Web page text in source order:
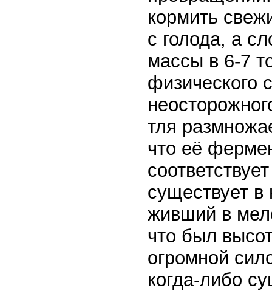
кормить
с голода, а
массы в 6-7
физического
тля
что её
существует
живший в
что был
огромной
когда-либо